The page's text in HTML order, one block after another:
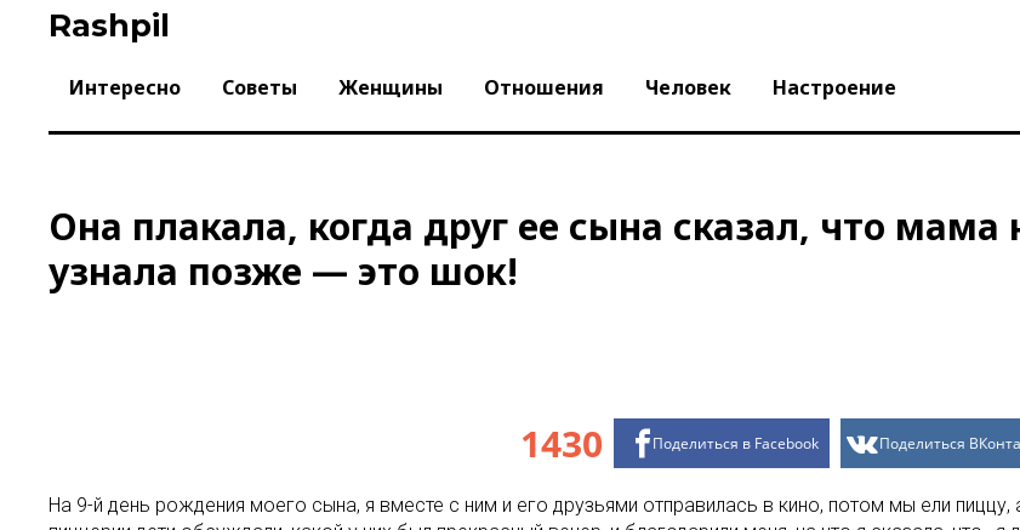
Rashpil
Интересно Советы Женщины Отношения Человек Настроение
Она плакала, когда друг ее сына сказал, что мама
узнала позже — это шок!
1430 Поделиться в Facebook Поделиться
На 9-й день рождения моего сына, я вместе с ним и его друзьями отправилась в кино, потом мы ели